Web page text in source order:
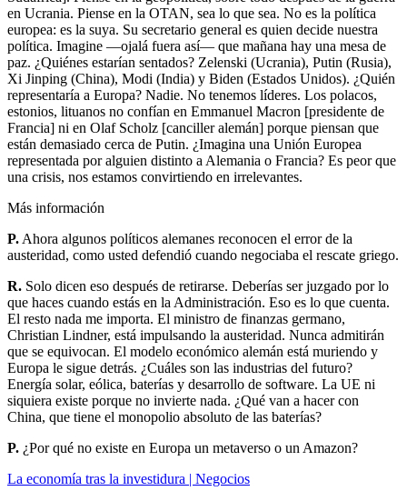
en Ucrania. Piense en la OTAN, sea lo que sea. No es la política
europea: es la suya. Su secretario general es quien decide nuestra
política. Imagine —ojalá fuera así— que mañana hay una mesa de
paz. ¿Quiénes estarían sentados? Zelenski (Ucrania), Putin (Rusia),
Xi Jinping (China), Modi (India) y Biden (Estados Unidos). ¿Quién
representaría a Europa? Nadie. No tenemos líderes. Los polacos,
estonios, lituanos no confían en Emmanuel Macron [presidente de
Francia] ni en Olaf Scholz [canciller alemán] porque piensan que
están demasiado cerca de Putin. ¿Imagina una Unión Europea
representada por alguien distinto a Alemania o Francia? Es peor que
una crisis, nos estamos convirtiendo en irrelevantes.
Más información
P. Ahora algunos políticos alemanes reconocen el error de la
austeridad, como usted defendió cuando negociaba el rescate griego.
R. Solo dicen eso después de retirarse. Deberías ser juzgado por lo
que haces cuando estás en la Administración. Eso es lo que cuenta.
El resto nada me importa. El ministro de finanzas germano,
Christian Lindner, está impulsando la austeridad. Nunca admitirán
que se equivocan. El modelo económico alemán está muriendo y
Europa le sigue detrás. ¿Cuáles son las industrias del futuro?
Energía solar, eólica, baterías y desarrollo de software. La UE ni
siquiera existe porque no invierte nada. ¿Qué van a hacer con
China, que tiene el monopolio absoluto de las baterías?
P. ¿Por qué no existe en Europa un metaverso o un Amazon?
La economía tras la investidura | Negocios